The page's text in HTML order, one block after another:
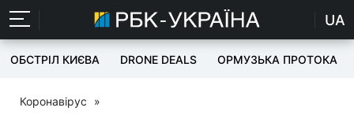
UA
ОБСТРІЛ КИЄВА DRONE DEALS ОРМУЗЬКА ПРОТОКА
Коронавірус »